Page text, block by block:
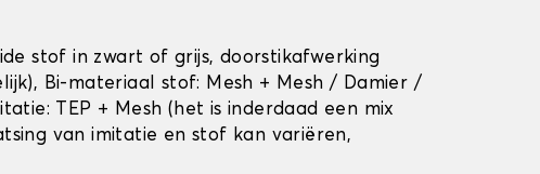
stof in zwart of grijs, doorstikafwerking
Bi-materiaal stof: Mesh + Mesh / Damier /
TEP + Mesh (het is inderdaad een mix
van imitatie en stof kan variëren,